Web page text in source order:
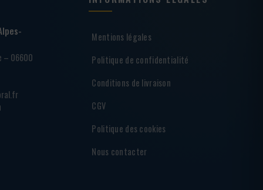
– 06600
Mentions légales
Politique de confidentialité
Conditions de livraison
CGV
Politique des cookies
Nous contacter